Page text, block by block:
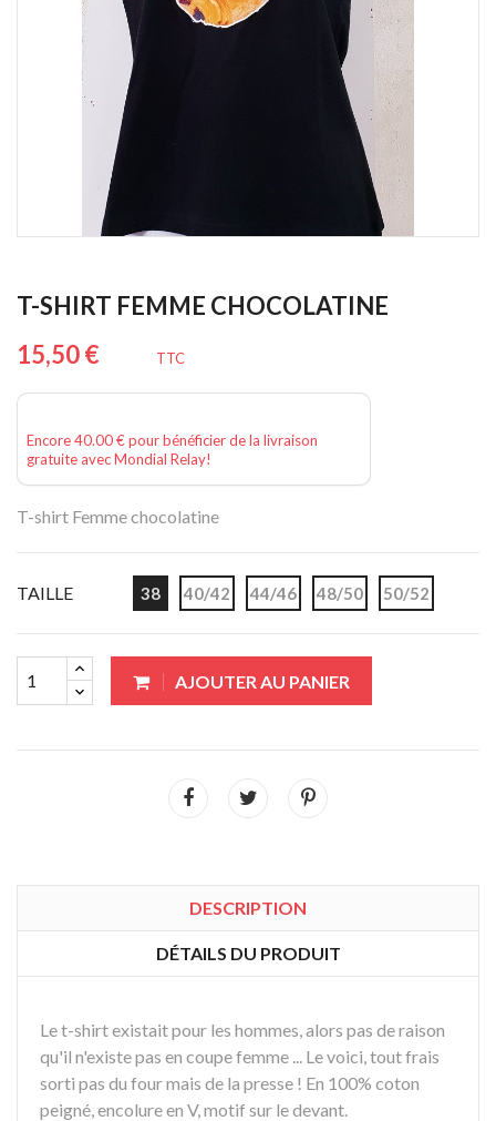
T-SHIRT FEMME CHOCOLATINE
15,50 €
TTC
Encore 40.00 € pour bénéficier de la livraison
gratuite avec Mondial Relay!
T-shirt Femme chocolatine
TAILLE 38 40/42 44/46 48/50 50/52
AJOUTER AU PANIER
DESCRIPTION
DÉTAILS DU PRODUIT
Le t-shirt existait pour les hommes, alors pas de raison
qu'il n'existe pas en coupe femme ... Le voici, tout frais
sorti pas du four mais de la presse ! En 100% coton
peigné, encolure en V, motif sur le devant.